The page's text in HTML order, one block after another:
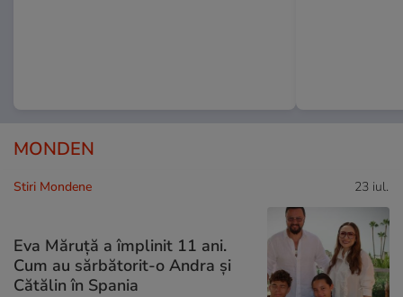
MONDEN
Stiri Mondene 23 iul.
Eva Măruță a împlinit 11 ani.
Cum au sărbătorit-o Andra și
Cătălin în Spania